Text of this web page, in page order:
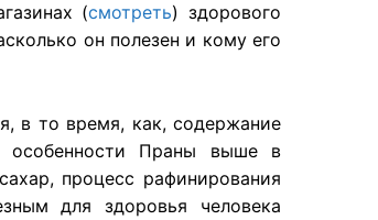
(смотреть) здорового
он полезен и кому его
в то время, как, содержание
особенности Праны выше в
процесс рафинирования
для здоровья человека